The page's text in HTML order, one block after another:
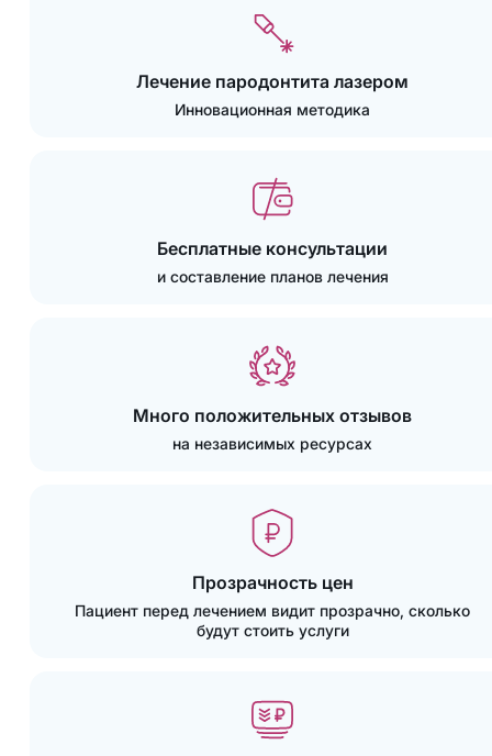
Лечение пародонтита лазером
Инновационная методика
Бесплатные консультации
и составление планов лечения
Много положительных отзывов
на независимых ресурсах
Прозрачность цен
Пациент перед лечением видит прозрачно, сколько
будут стоить услуги